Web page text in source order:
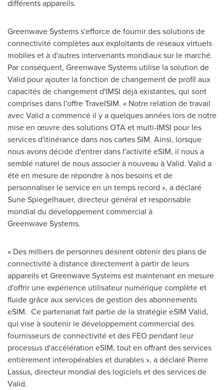
différents appareils.
Greenwave Systems s'efforce de fournir des solutions de
connectivité complètes aux exploitants de réseaux virtuels
mobiles et à d'autres intervenants mondiaux sur le marché.
Par conséquent, Greenwave Systems utilise la solution de
Valid pour ajouter la fonction de changement de profil aux
capacités de changement d'IMSI déjà existantes, qui sont
comprises dans l'offre TravelSIM. « Notre relation de travail
avec Valid a commencé il y a quelques années lors de notre
mise en œuvre des solutions OTA et multi-IMSI pour les
services d'itinérance dans nos cartes SIM. Ainsi, lorsque
nous avons décidé d'entrer dans l'activité eSIM, il nous a
semblé naturel de nous associer à nouveau à Valid. Valid a
été en mesure de répondre à nos besoins et de
personnaliser le service en un temps record », a déclaré
Sune Spiegelhauer, directeur général et responsable
mondial du développement commercial à
Greenwave Systems.
« Des milliers de personnes désirent obtenir des plans de
connectivité à distance directement à partir de leurs
appareils et Greenwave Systems est maintenant en mesure
d'offrir une expérience utilisateur numérique complète et
fluide grâce aux services de gestion des abonnements
eSIM. Ce partenariat fait partie de la stratégie eSIM Valid,
qui vise à soutenir le développement commercial des
fournisseurs de connectivité et des FEO pendant leur
processus d'accélération eSIM, tout en offrant des services
entièrement interopérables et durables », a déclaré Pierre
Lassus, directeur mondial des logiciels et des services de
Valid.